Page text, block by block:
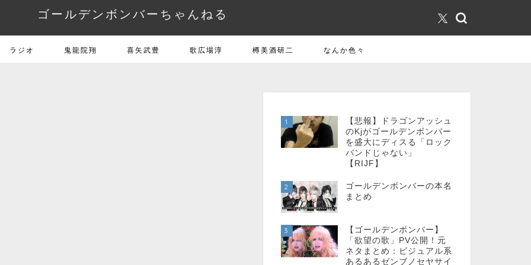
ゴールデンボンバーちゃんねる
ラジオ 鬼龍院翔 喜矢武豊 歌広場淳 樽美酒研二 なんか色々
1
【悲報】ドラゴンアッシュ
のKjがゴールデンボンバー
を盛大にディスる「ロック
バンドじゃない」
【RIJF】
2
ゴールデンボンバーの本名
まとめ
3
【ゴールデンボンバー】
「欲望の歌」PV公開！元
ネタまとめ：ビジュアル系
あるあるゼンブノセヤサイ